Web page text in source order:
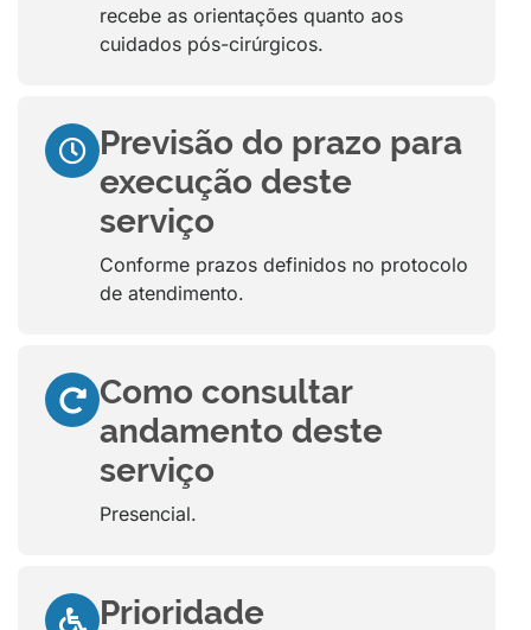
recebe as orientações quanto aos
cuidados pós-cirúrgicos.
Previsão do prazo para
execução deste
serviço
Conforme prazos definidos no protocolo
de atendimento.
Como consultar
andamento deste
serviço
Presencial.
Prioridade